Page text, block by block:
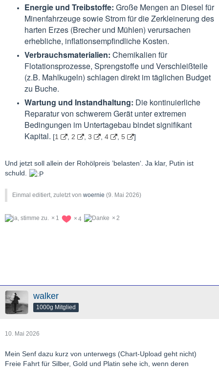
Energie und Treibstoffe: Große Mengen an Diesel für
Minenfahrzeuge sowie Strom für die Zerkleinerung des
harten Erzes (Brecher und Mühlen) verursachen
erhebliche, inflationsempfindliche Kosten.
Verbrauchsmaterialien: Chemikalien für
Flotationsprozesse, Sprengstoffe und Verschleißteile
(z.B. Mahlkugeln) schlagen direkt im täglichen Budget
zu Buche.
Wartung und Instandhaltung: Die kontinuierliche
Reparatur von schwerem Gerät unter extremen
Bedingungen im Untertagebau bindet signifikant
Kapital. [1 , 2 , 3 , 4 , 5 ]
Und jetzt soll allein der Rohölpreis ’belasten‘. Ja klar, Putin ist
schuld.
Einmal editiert, zuletzt von woernie (9. Mai 2026)
1 4 2
walker
1000g Mitglied
10. Mai 2026
Mein Senf dazu kurz von unterwegs (Chart-Upload geht nicht)
Freie Fahrt für Silber, Gold und Platin sehe ich, wenn deren